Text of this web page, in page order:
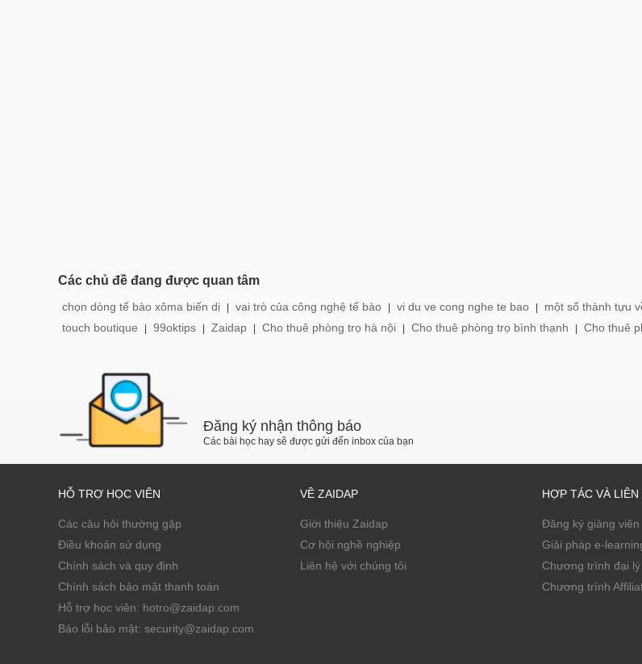
Các chủ đề đang được quan tâm
chọn dòng tế bào xôma biến dị vai trò của công nghệ tế bào vi du ve cong nghe te bao một số thành tựu
touch boutique 99oktips Zaidap Cho thuê phòng trọ hà nội Cho thuê phòng trọ bình thạnh Cho thuê
Đăng ký nhận thông báo
Các bài học hay sẽ được gửi đến inbox của bạn
HỖ TRỢ HỌC VIÊN
Các câu hỏi thường gặp
Điều khoản sử dụng
Chính sách và quy định
Chính sách bảo mật thanh toán
Hỗ trợ học viên: hotro@zaidap.com
Báo lỗi bảo mật: security@zaidap.com
VỀ ZAIDAP
Giới thiệu Zaidap
Cơ hội nghề nghiệp
Liên hệ với chúng tôi
HỢP TÁC VÀ LIÊN
Đăng ký giảng viên
Giải pháp e-
Chương trình đại lý
Chương trình